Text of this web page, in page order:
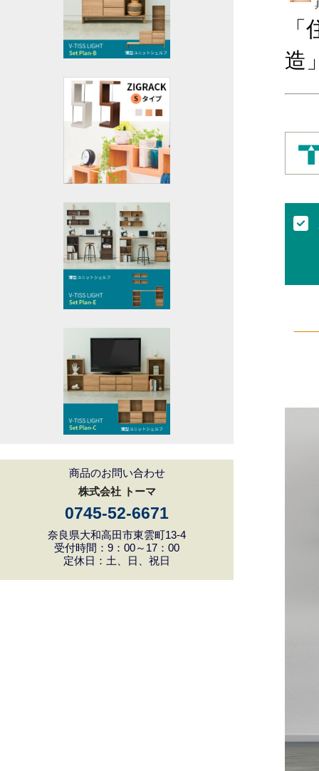
商品のお問い合わせ
株式会社 トーマ
0745-52-6671
奈良県大和高田市東雲町13-4
受付時間：9：00～17：00
定休日：土、日、祝日
造